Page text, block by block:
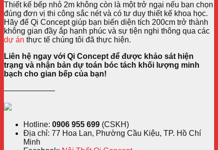
Thiết kế bếp nhỏ 2m không còn là một trở ngại nếu bạn chọn
đúng đơn vị thi công sắc nét và có tư duy thiết kế khoa học.
Hãy để Qi Concept giúp bạn biến diện tích 200cm trở thành
không gian đầy ắp hạnh phúc và sự tiện nghi thông qua các
dự án thực tế chúng tôi đã thực hiện.
Liên hệ ngay với Qi Concept để được khảo sát hiện
trạng và nhận bản dự toán bóc tách khối lượng minh
bạch cho gian bếp của bạn!
——————–
Hotline: 0906 955 699 (CSKH)
Địa chỉ: 77 Hoa Lan, Phường Cầu Kiệu, TP. Hồ Chí
Minh